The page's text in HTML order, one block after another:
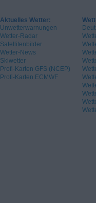
Aktuelles Wetter:
Unwetterwarnungen
Wetter-Radar
Satellitenbilder
Wetter-News
Skiwetter
Profi-Karten GFS (NCEP)
Profi-Karten ECMWF